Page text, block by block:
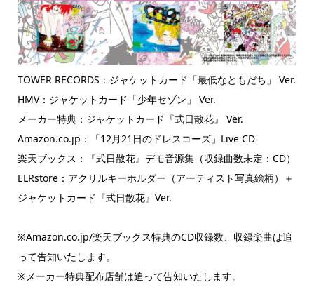
TOWER RECORDS：ジャケットカード「最低なともだち」 Ver.
HMV：ジャケットカード「少年セゾン」 Ver.
メーカー特典：ジャケットカード『式日散花』 Ver.
Amazon.co.jp：「12月21日のドレスコーズ」Live CD
楽天ブックス：『式日散花』デモ音源集（収録曲数未定：CD）
ELRstore：アクリルキーホルダー（アーティスト写真絵柄）＋
ジャケットカード『式日散花』Ver.
※Amazon.co.jp/楽天ブックス特典のCD収録数、収録楽曲は追
って告知いたします。
※メーカー特典配布店舗は追って告知いたします。